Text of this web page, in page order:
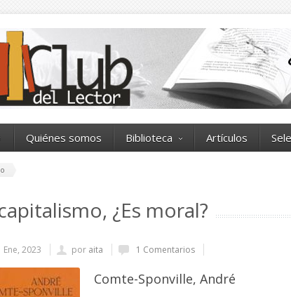
Quiénes somos Biblioteca Artículos
¿Es moral?
Ene, 2023 por aita 1 Comentarios
Comte-Sponville, André